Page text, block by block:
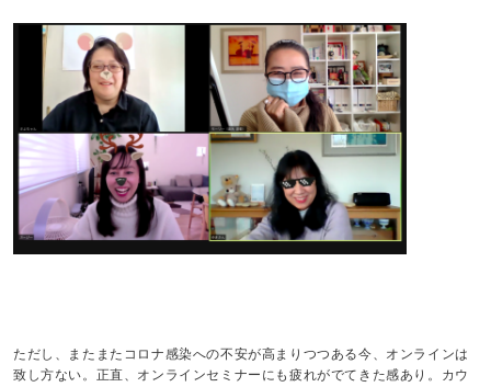
ただし、またまたコロナ感染への不安が高まりつつある今、オンラインは
致し方ない。正直、オンラインセミナーにも疲れがでてきた感あり。カウ